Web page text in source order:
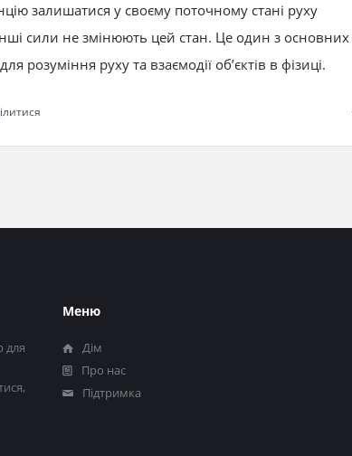
залишатися у своєму поточному стані руху
сили не змінюють цей стан. Це один з основних
розуміння руху та взаємодії об’єктів в фізиці.
для
Меню
Дім
Про нас
Підтримка